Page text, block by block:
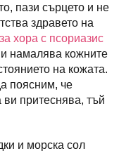
пази сърцето и не
здравето на
хора с псориазис
намалява кожните
на кожата.
поясним, че
притеснява, тъй
и морска сол